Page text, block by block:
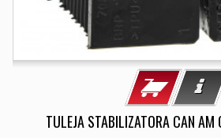
TULEJA STABILIZATORA CAN AM